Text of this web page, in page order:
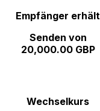
Empfänger erhält
Senden von
20,000.00 GBP
Wechselkurs